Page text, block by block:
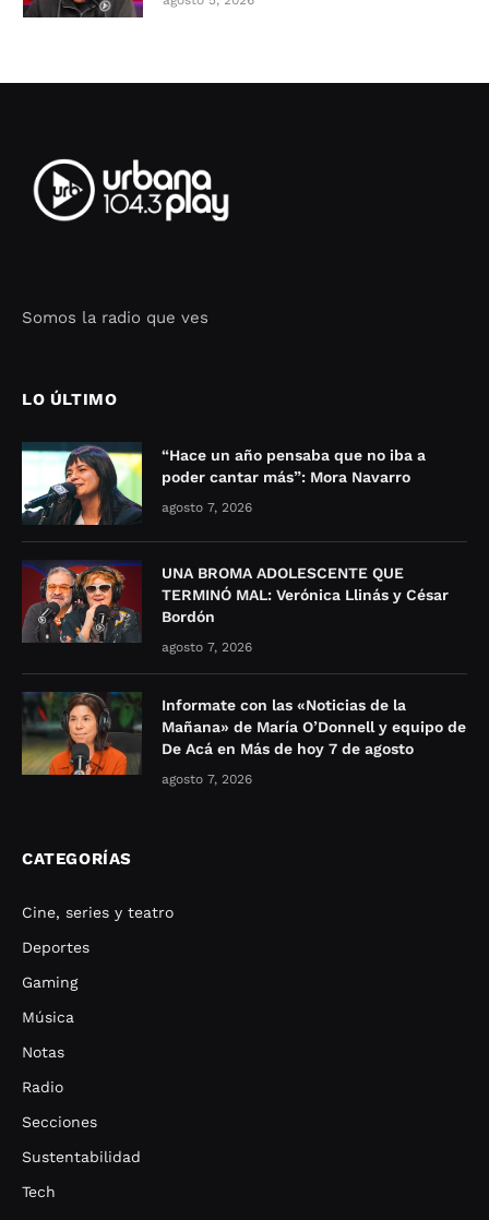
Somos la radio que ves
LO ÚLTIMO
“Hace un año pensaba que no iba a
poder cantar más”: Mora Navarro
agosto 7, 2026
UNA BROMA ADOLESCENTE QUE
TERMINÓ MAL: Verónica Llinás y César
Bordón
agosto 7, 2026
Informate con las «Noticias de la
Mañana» de María O’Donnell y equipo de
De Acá en Más de hoy 7 de agosto
agosto 7, 2026
CATEGORÍAS
Cine, series y teatro
Deportes
Gaming
Música
Notas
Radio
Secciones
Sustentabilidad
Tech